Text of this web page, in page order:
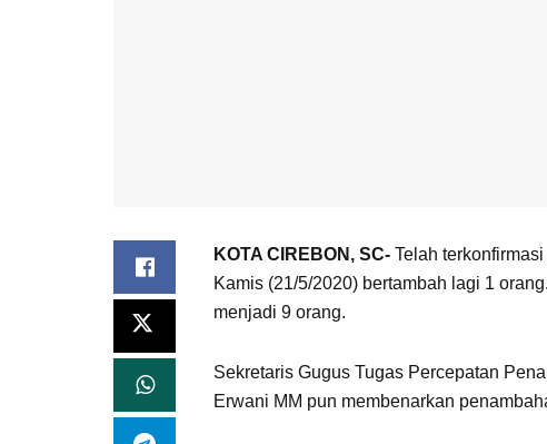
KOTA CIREBON, SC- Telah
Kamis (21/5/2020) bertambah lagi 1
menjadi 9 orang.
Sekretaris Gugus Tugas Percepatan
Erwani MM pun membenarkan